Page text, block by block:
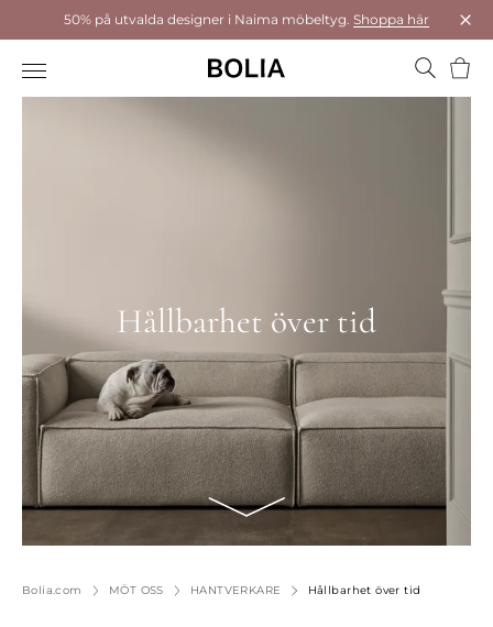
50% på utvalda designer i Naima möbeltyg. Shoppa här
Hållbarhet över tid
Bolia.com MÖT OSS HANTVERKARE Hållbarhet över tid